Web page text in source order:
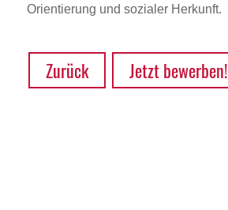
Orientierung und sozialer Herkunft.
Zurück Jetzt bewerben!